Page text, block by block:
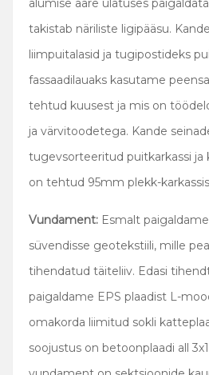
alumise ääre ulatuses
takistab näriliste ligipääsu.
liimpuitalasid ja tugipostideks
fassaadilauaks kasutame
tehtud kuusest ja mis on
ja värvitoodetega. Kande
tugevsorteeritud puitkarkassi ja
on tehtud 95mm plekk-
Vundament: Esmalt
süvendisse geotekstiili, mille
tihendatud täiteliiv. Edasi
paigaldame EPS plaadist L-
omakorda liimitud sokli
soojustus on betoonplaadi all